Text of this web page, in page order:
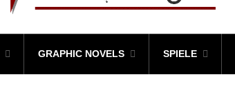
GRAPHIC NOVELS SPIELE